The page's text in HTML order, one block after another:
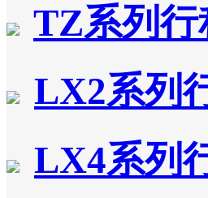
TZ系列行
LX2系列
LX4系列